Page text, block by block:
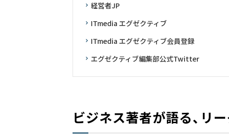
経営者JP
ITmedia エグゼクティブ
ITmedia エグゼクティブ会員登録
エグゼクティブ編集部公式Twitter
ビジネス著者が語る、リ